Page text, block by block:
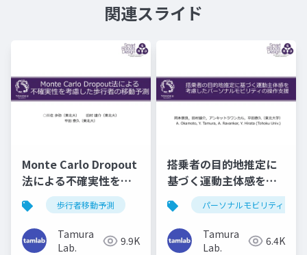
関連スライド
Monte Carlo Dropout
法による不確実性を考
慮した歩行者の移動予
測（RSJ2022）
歩行者移動予測
Tamura
Lab.
9.9K
搭乗者の目的地推定に
基づく運動主体感を考
慮したパーソナルモビ
リティの操作支援（第
27回ロボティクスシン
ポジア）
パーソナルモビリティ
Tamura
Lab.
6.4K